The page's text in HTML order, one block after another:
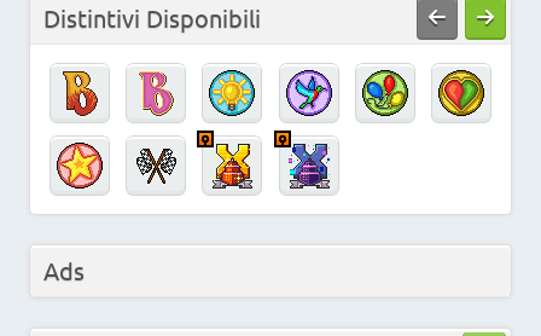
Distintivi Disponibili
Ads